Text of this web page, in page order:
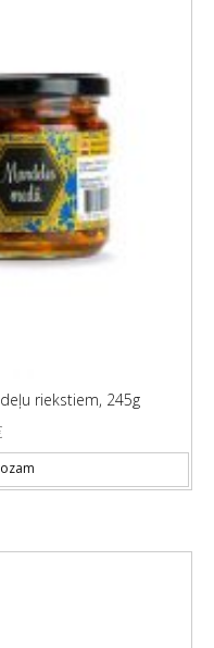
riekstiem, 245g